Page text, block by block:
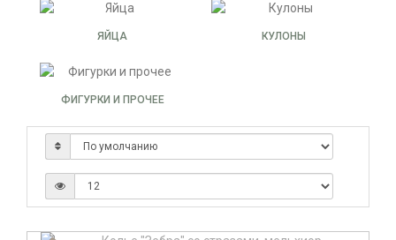
ЯЙЦА КУЛОНЫ
ФИГУРКИ И ПРОЧЕЕ